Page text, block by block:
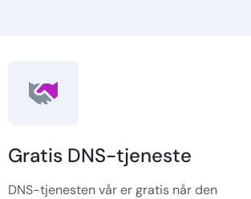
Gratis DNS-tjeneste
DNS-tjenesten vår er gratis når den